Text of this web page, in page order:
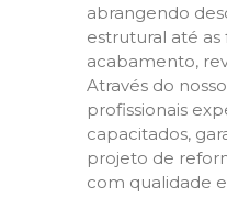
abrangendo
estrutural até as
acabamento,
Através do
profissionais
capacitados,
projeto de
com qualidade